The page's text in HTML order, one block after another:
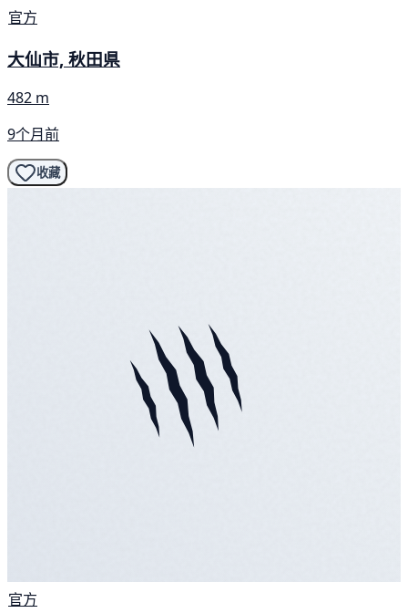
官方
大仙市, 秋田県
482 m
9个月前
收藏
官方